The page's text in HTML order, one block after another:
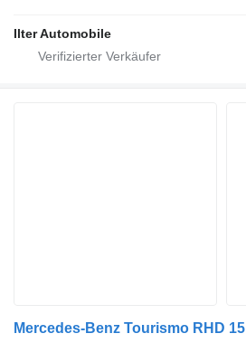
Ilter Automobile
Mercedes-Benz Tourismo RHD 15